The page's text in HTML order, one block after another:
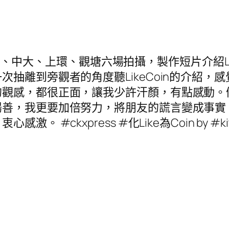
中大、上環、觀塘六場拍攝，製作短片介
抽離到旁觀者的角度聽LikeCoin的介紹，
感，都很正面，讓我少許汗顏，有點感動
，我更要加倍努力，將朋友的謊言變成事
衷心感激。 #ckxpress #化Like為Coin by